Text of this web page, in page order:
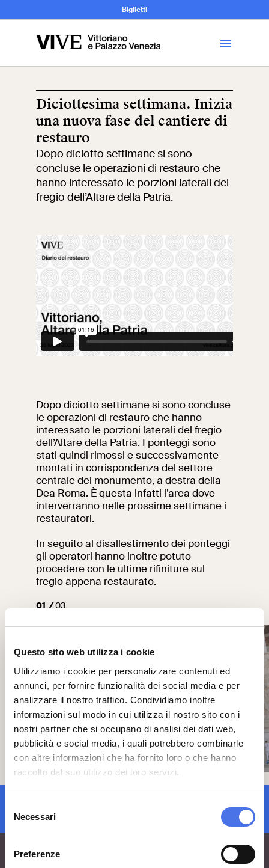
Questo sito web utilizza i cookie
Utilizziamo i cookie per personalizzare contenuti ed
annunci, per fornire funzionalità dei social media e per
analizzare il nostro traffico. Condividiamo inoltre
informazioni sul modo in cui utilizza il nostro sito con i
nostri partner che si occupano di analisi dei dati web,
pubblicità e social media, i quali potrebbero combinarle
con altre informazioni che ha fornito loro o che hanno
raccolto dal suo utilizzo dei loro servizi.
del
consenso
Necessari
Preferenze
Biglietti
News
Educazione
Scuole
Ricerca
Cantiere aperto
Mostre ed eventi
Incontriamoci al
Collegio Romano
Al centro di Roma
Opere
La collezione
del VIVE
Biglietti
Diciottesima settimana. Inizia
una nuova fase del cantiere di
restauro
Dopo diciotto settimane si sono
concluse le operazioni di restauro che
hanno interessato le porzioni laterali del
fregio dell’Altare della Patria.
Dopo diciotto settimane si sono concluse
le operazioni di restauro che hanno
interessato le porzioni laterali del fregio
dell’Altare della Patria. I ponteggi sono
stati quindi rimossi e successivamente
montati in corrispondenza del settore
centrale del monumento, a destra della
Dea Roma. È questa infatti l’area dove
interverranno nelle prossime settimane i
restauratori.
In seguito al disallestimento dei ponteggi
gli operatori hanno inoltre potuto
procedere con le ultime rifiniture sul
fregio appena restaurato.
01 03
iscrizione newsletter